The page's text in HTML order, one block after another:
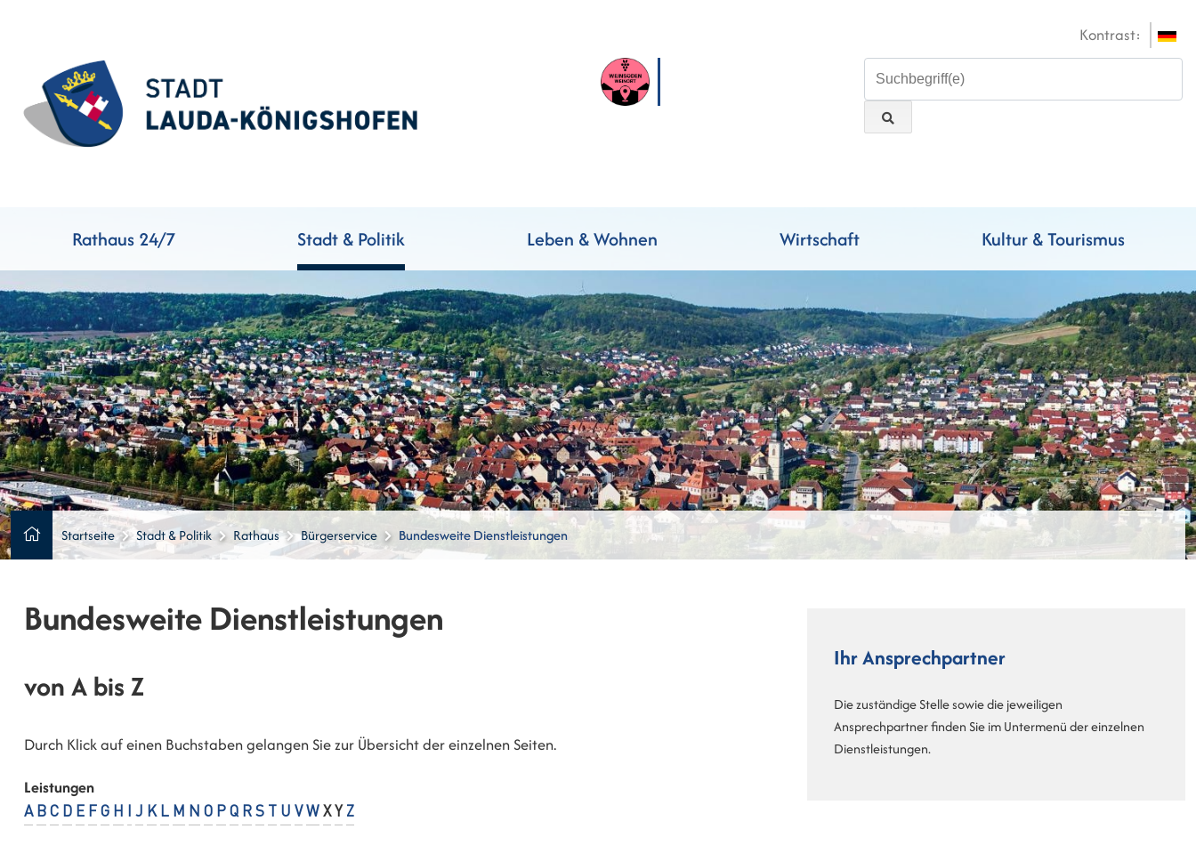
Kontrast:
Rathaus 24/7 Stadt & Politik Leben & Wohnen Wirtschaft Kultur & Tourismus
Startseite Stadt & Politik Rathaus Bürgerservice Bundesweite Dienstleistungen
Bundesweite Dienstleistungen
von A bis Z
Durch Klick auf einen Buchstaben gelangen Sie zur Übersicht der einzelnen Seiten.
Leistungen
A B C D E F G H J K L M N O P Q R S U V W X Y Z
Ihr Ansprechpartner
Die zuständige Stelle sowie die jeweiligen
Ansprechpartner finden Sie im Untermenü der einzelnen
Dienstleistungen.